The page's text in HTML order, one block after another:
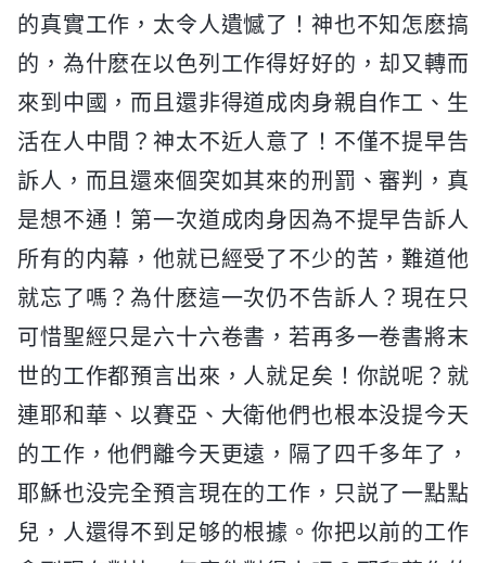
的真實工作，太令人遺憾了！神也不知怎麽搞
的，為什麽在以色列工作得好好的，却又轉而
來到中國，而且還非得道成肉身親自作工、生
活在人中間？神太不近人意了！不僅不提早告
訴人，而且還來個突如其來的刑罰、審判，真
是想不通！第一次道成肉身因為不提早告訴人
所有的内幕，他就已經受了不少的苦，難道他
就忘了嗎？為什麽這一次仍不告訴人？現在只
可惜聖經只是六十六卷書，若再多一卷書將末
世的工作都預言出來，人就足矣！你説呢？就
連耶和華、以賽亞、大衛他們也根本没提今天
的工作，他們離今天更遠，隔了四千多年了，
耶穌也没完全預言現在的工作，只説了一點點
兒，人還得不到足够的根據。你把以前的工作